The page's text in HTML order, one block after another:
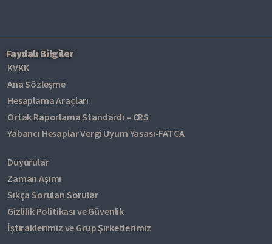
Faydalı Bilgiler
KVKK
Ana Sözleşme
Hesaplama Araçları
Ortak Raporlama Standardı – CRS
Yabancı Hesaplar Vergi Uyum Yasası-FATCA
Duyurular
Zaman Aşımı
Sıkça Sorulan Sorular
Gizlilik Politikası ve Güvenlik
İştiraklerimiz ve Grup Şirketlerimiz